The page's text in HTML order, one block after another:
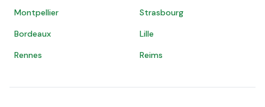
Montpellier
Strasbourg
Bordeaux
Lille
Rennes
Reims